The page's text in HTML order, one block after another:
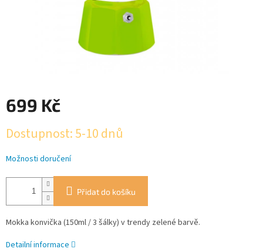
699 Kč
cena:
Dostupnost: 5-10 dnů
Možnosti doručení
Přidat do košíku
Mokka konvička (150ml / 3 šálky) v trendy zelené barvě.
Detailní informace